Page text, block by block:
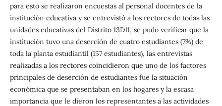
para esto se realizaron encuestas al personal docentes de la
institución educativa y se entrevistó a los rectores de todas las
unidades educativas del Distrito 13D11, se pudo verificar que la
institución tuvo una deserción de cuatro estudiantes (7%) de
toda la planta estudiantil (157 estudiantes), las entrevistas
realizadas a los rectores coincidieron que uno de los factores
principales de deserción de estudiantes fue la situación
económica que se presentaban en los hogares y la escasa
importancia que le dieron los representantes a las actividades